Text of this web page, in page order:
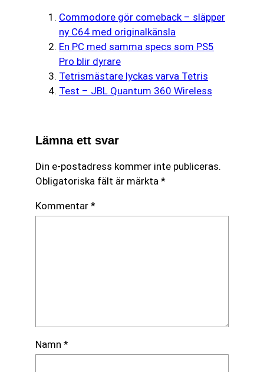
Commodore gör comeback – släpper
ny C64 med originalkänsla
En PC med samma specs som PS5
Pro blir dyrare
Tetrismästare lyckas varva Tetris
Test – JBL Quantum 360 Wireless
Lämna ett svar
Din e-postadress kommer inte publiceras.
Obligatoriska fält är märkta *
Kommentar *
Namn *